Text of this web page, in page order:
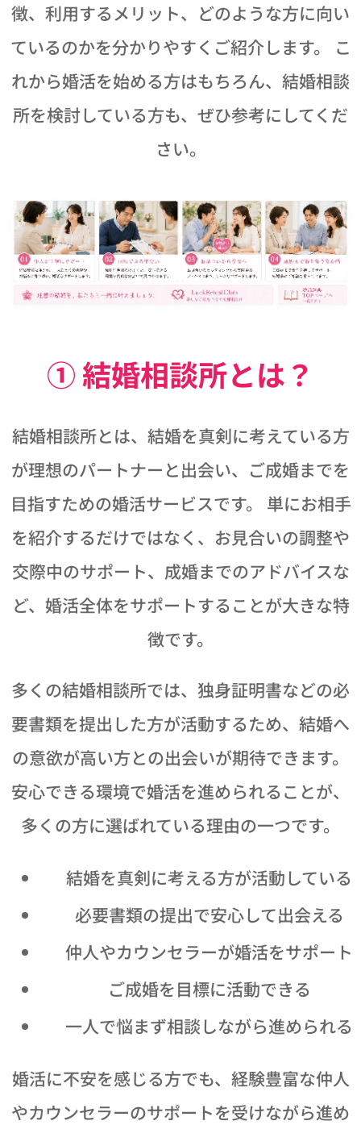
徴、利用するメリット、どのような方に向い
ているのかを分かりやすくご紹介します。 こ
れから婚活を始める方はもちろん、結婚相談
所を検討している方も、ぜひ参考にしてくだ
さい。
① 結婚相談所とは？
結婚相談所とは、結婚を真剣に考えている方
が理想のパートナーと出会い、ご成婚までを
目指すための婚活サービスです。 単にお相手
を紹介するだけではなく、お見合いの調整や
交際中のサポート、成婚までのアドバイスな
ど、婚活全体をサポートすることが大きな特
徴です。
多くの結婚相談所では、独身証明書などの必
要書類を提出した方が活動するため、結婚へ
の意欲が高い方との出会いが期待できます。
安心できる環境で婚活を進められることが、
多くの方に選ばれている理由の一つです。
💕 結婚を真剣に考える方が活動している
📄 必要書類の提出で安心して出会える
🤝 仲人やカウンセラーが婚活をサポート
💍 ご成婚を目標に活動できる
😊 一人で悩まず相談しながら進められる
婚活に不安を感じる方でも、経験豊富な仲人
やカウンセラーのサポートを受けながら進め